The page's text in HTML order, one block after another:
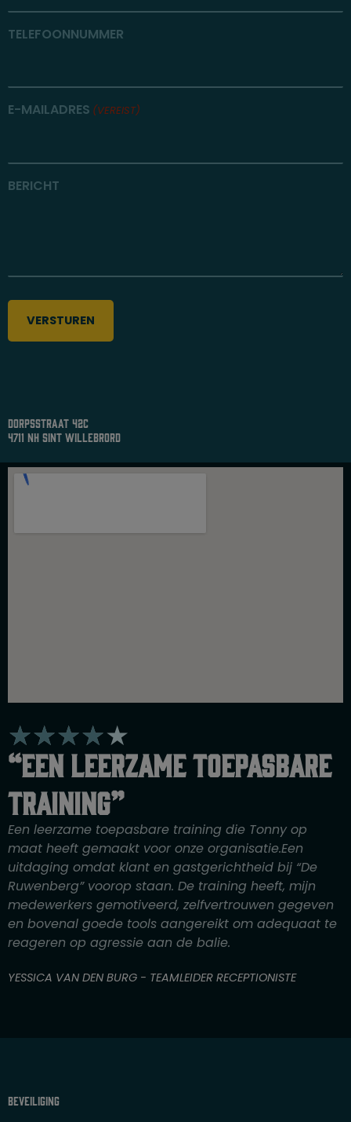
TELEFOONNUMMER
E-MAILADRES (VEREIST)
BERICHT
dorpsstraat 42c
4711 nh sint willebrord
★★★★★
a
a
e
r
i
n
g
4
v
n
“Een leerzame toepasbare
training”
Een leerzame toepasbare training die Tonny op
maat heeft gemaakt voor onze organisatie.Een
uitdaging omdat klant en gastgerichtheid bij “De
Ruwenberg” voorop staan. De training heeft, mijn
medewerkers gemotiveerd, zelfvertrouwen gegeven
en bovenal goede tools aangereikt om adequaat te
reageren op agressie aan de balie.
YESSICA VAN DEN BURG - TEAMLEIDER RECEPTIONISTE
Beveiliging